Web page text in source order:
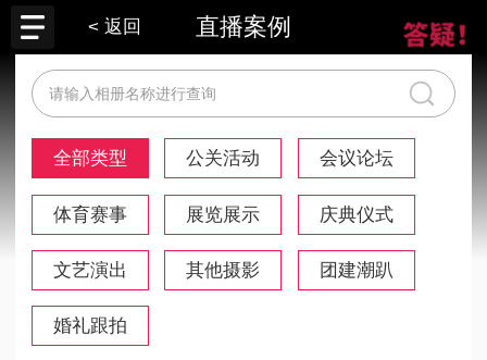
< 返回 直播案例
全部类型 公关活动 会议论坛
体育赛事 展览展示 庆典仪式
文艺演出 其他摄影 团建潮趴
婚礼跟拍